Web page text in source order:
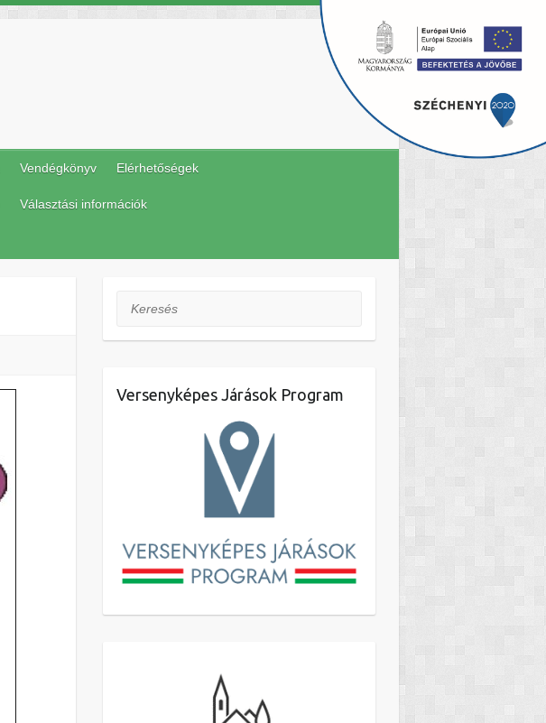
Vendégkönyv Elérhetőségek
Választási információk
Keresés
Versenyképes Járások Program